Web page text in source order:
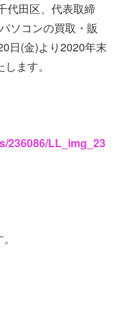
代田区、代表取締
ソコンの買取・販
日(金)より2020年末
ます。
236086/LL_img_23